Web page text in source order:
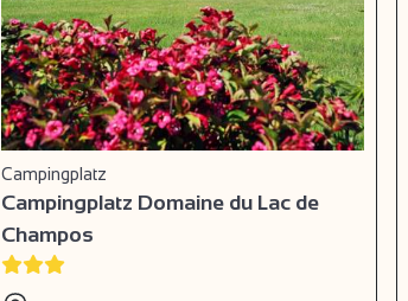
Campingplatz
Campingplatz Domaine du Lac de
Champos